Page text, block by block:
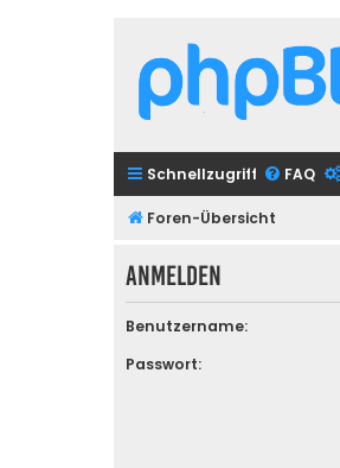
Schnellzugriff FAQ
Foren-Übersicht
Anmelden
Benutzername:
Passwort: